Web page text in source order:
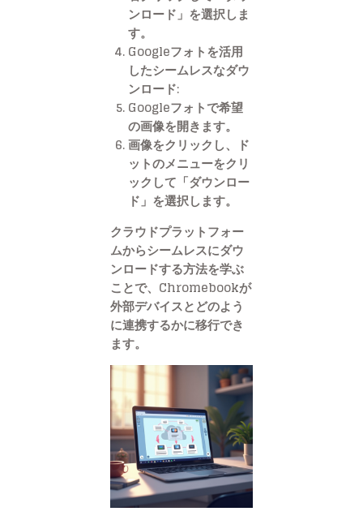
ンロード」を選択しま
す。
Googleフォトを活用
したシームレスなダウ
ンロード:
Googleフォトで希望
の画像を開きます。
画像をクリックし、ド
ットのメニューをクリ
ックして「ダウンロー
ド」を選択します。
クラウドプラットフォー
ムからシームレスにダウ
ンロードする方法を学ぶ
ことで、Chromebookが
外部デバイスとどのよう
に連携するかに移行でき
ます。